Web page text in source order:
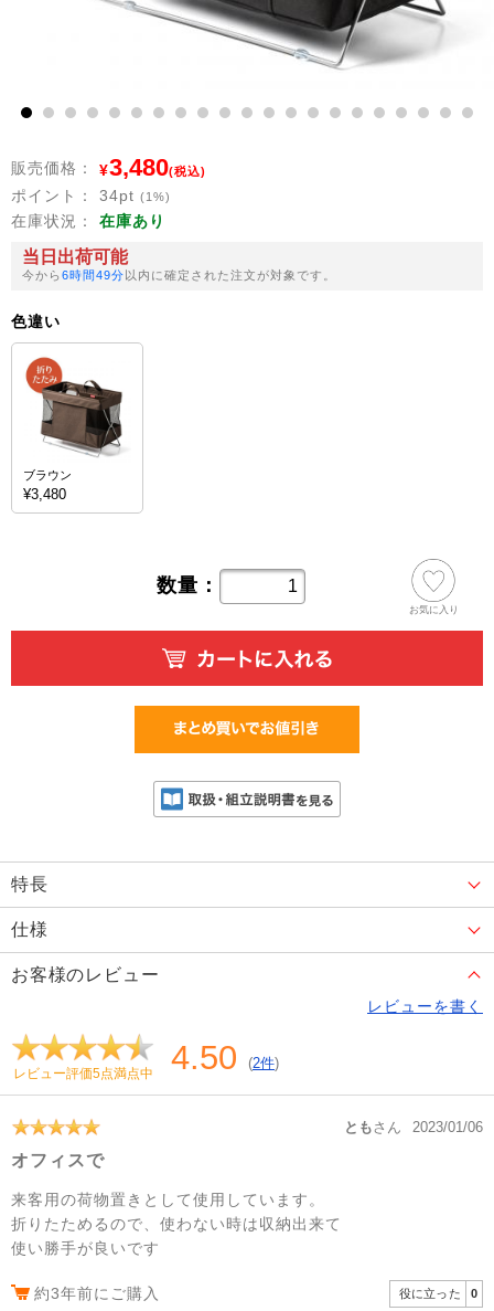
10 11 12 13 14 15 16 17 18 19 20
販売価格： ¥3,480(税込)
ポイント： 34pt (1%)
在庫状況： 在庫あり
当日出荷可能
今から6時間49分以内に確定された注文が対象です。
色違い
ブラウン
¥3,480
数量：
お気に入り
特長
仕様
お客様のレビュー
レビューを書く
レビュー評価5点満点中 4.50 (2件)
ともさん 2023/01/06
オフィスで
来客用の荷物置きとして使用しています。
折りたためるので、使わない時は収納出来て
使い勝手が良いです
約3年前にご購入 役に立った 0